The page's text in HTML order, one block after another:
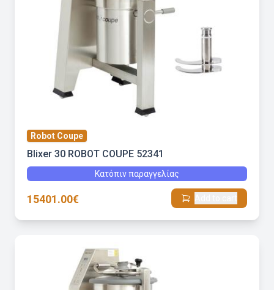
Robot Coupe
Blixer 30 ROBOT COUPE 52341
Κατόπιν παραγγελίας
15401.00€